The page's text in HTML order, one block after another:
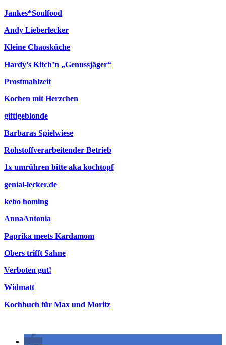
Jankes*Soulfood
Andy Lieberlecker
Kleine Chaosküche
Hardy’s Kitch’n „Genussjäger“
Prostmahlzeit
Kochen mit Herzchen
giftigeblonde
Barbaras Spielwiese
Rohstoffverarbeitender Betrieb
1x umrühren bitte aka kochtopf
genial-lecker.de
kebo homing
AnnaAntonia
Paprika meets Kardamom
Obers trifft Sahne
Verboten gut!
Widmatt
Kochbuch für Max und Moritz